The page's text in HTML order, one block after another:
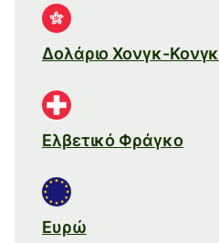
Δολάριο Χονγκ-Κονγκ
Ελβετικό Φράγκο
Ευρώ